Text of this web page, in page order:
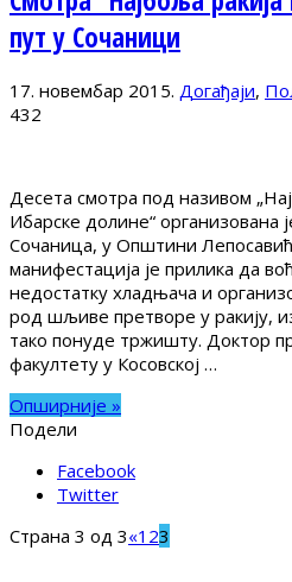
пут у Сочаници
17. новембар 2015. Догађаји,
432
Десета смотра под називом
Ибарске долине“ организована
Сочаница, у Општини
манифестација је прилика да
недостатку хладњача и
род шљиве претворе у ракију,
тако понуде тржишту. Доктор
факултету у Косовској …
Опширније »
Подели
Facebook
Twitter
Страна 3 од 3«1 23